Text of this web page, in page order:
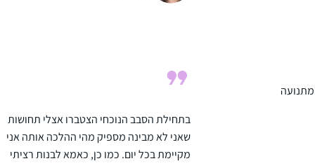
מתנועה
המבנה של בית המקדש והמשכן לגופו של האדם
בתחילת הסבב הנוכחי הצטברו אצלי תחושות
שאני לא מבינה מספיק מהי ההלכה אותה אני
מקיימת בכל יום. כמו כן, כאמא לבנות רציתי